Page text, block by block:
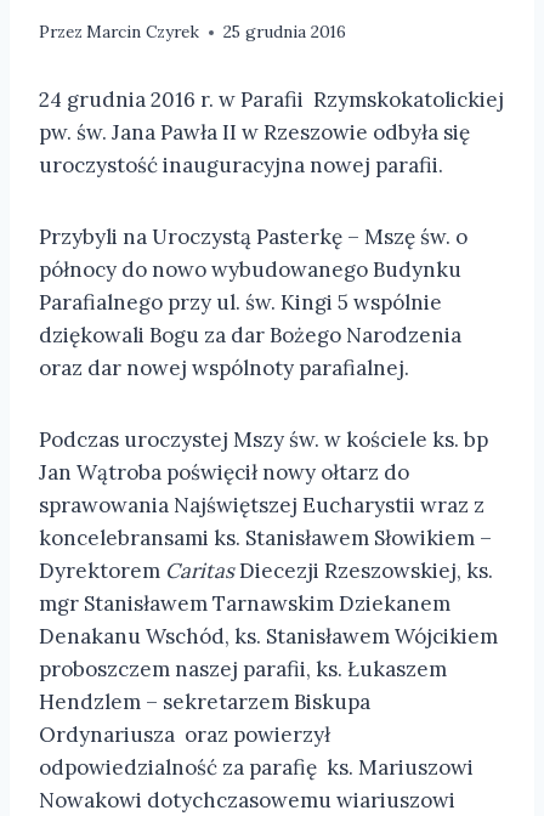
Przez Marcin Czyrek 25 grudnia 2016
24 grudnia 2016 r. w Parafii Rzymskokatolickiej
pw. św. Jana Pawła II w Rzeszowie odbyła się
uroczystość inauguracyjna nowej parafii.
Przybyli na Uroczystą Pasterkę – Mszę św. o
północy do nowo wybudowanego Budynku
Parafialnego przy ul. św. Kingi 5 wspólnie
dziękowali Bogu za dar Bożego Narodzenia
oraz dar nowej wspólnoty parafialnej.
Podczas uroczystej Mszy św. w kościele ks. bp
Jan Wątroba poświęcił nowy ołtarz do
sprawowania Najświętszej Eucharystii wraz z
koncelebransami ks. Stanisławem Słowikiem –
Dyrektorem CaritasDiecezji Rzeszowskiej, ks.
mgr Stanisławem Tarnawskim Dziekanem
Denakanu Wschód, ks. Stanisławem Wójcikiem
proboszczem naszej parafii, ks. Łukaszem
Hendzlem – sekretarzem Biskupa
Ordynariusza oraz powierzył
odpowiedzialność za parafię ks. Mariuszowi
Nowakowi dotychczasowemu wiariuszowi